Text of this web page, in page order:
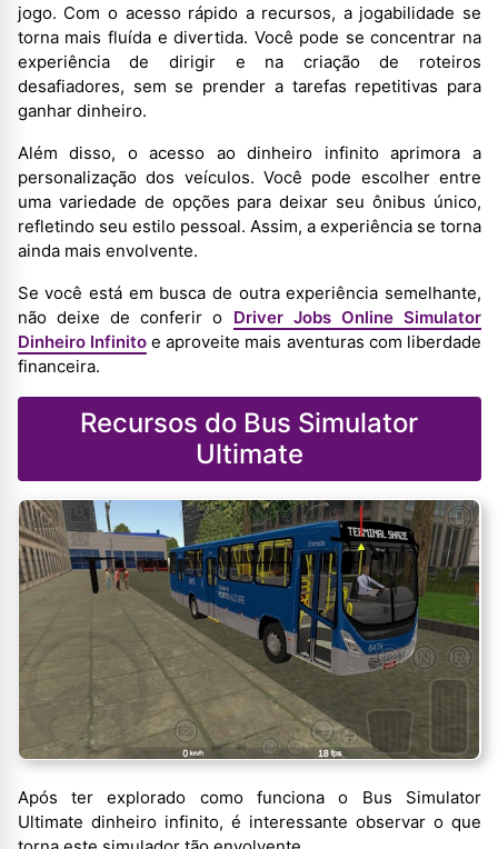
jogo. Com o acesso rápido a recursos, a jogabilidade se
torna mais fluída e divertida. Você pode se concentrar na
experiência de dirigir e na criação de roteiros
desafiadores, sem se prender a tarefas repetitivas para
ganhar dinheiro.
Além disso, o acesso ao dinheiro infinito aprimora a
personalização dos veículos. Você pode escolher entre
uma variedade de opções para deixar seu ônibus único,
refletindo seu estilo pessoal. Assim, a experiência se torna
ainda mais envolvente.
Se você está em busca de outra experiência semelhante,
não deixe de conferir o Driver Jobs Online Simulator
Dinheiro Infinitoe aproveite mais aventuras com liberdade
financeira.
Recursos do Bus Simulator
Ultimate
Após ter explorado como funciona o Bus Simulator
Ultimate dinheiro infinito, é interessante observar o que